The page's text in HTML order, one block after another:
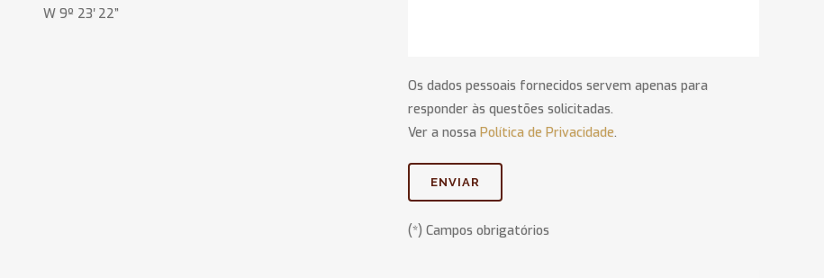
W 9º 23′ 22”
Os dados pessoais fornecidos servem apenas para
responder às questões solicitadas.
Ver a nossa Política de Privacidade.
(*) Campos obrigatórios